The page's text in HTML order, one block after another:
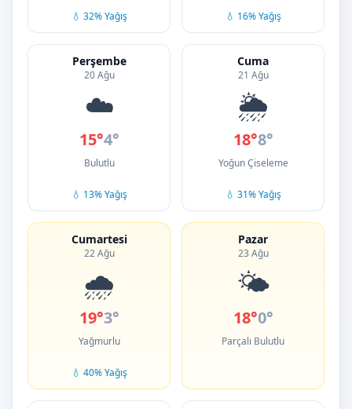
💧 32% Yağış 💧 16% Yağış
Perşembe
20 Ağu
☁️
15°4°
Bulutlu
💧 13% Yağış
Cuma
21 Ağu
🌦️
18°8°
Yoğun Çiseleme
💧 31% Yağış
Cumartesi
22 Ağu
🌧️
19°3°
Yağmurlu
💧 40% Yağış
Pazar
23 Ağu
🌤️
18°0°
Parçalı Bulutlu